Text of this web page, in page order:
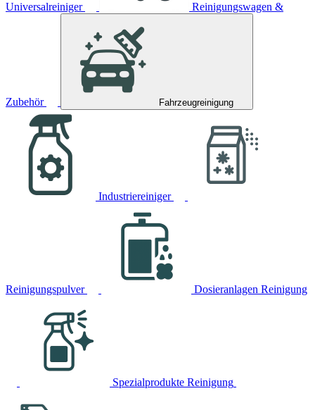
Universalreiniger Reinigungswagen &
Zubehör Fahrzeugreinigung
Industriereiniger
Reinigungspulver Dosieranlagen Reinigung
Spezialprodukte Reinigung